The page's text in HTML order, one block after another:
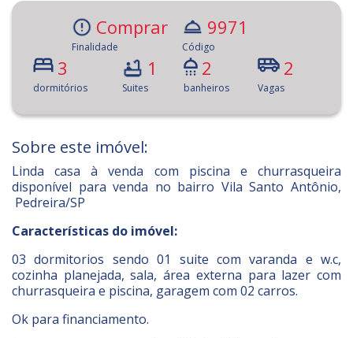
Comprar
Finalidade
9971
Código
3
dormitórios
1
Suites
2
banheiros
2
Vagas
Sobre este imóvel:
Linda casa à venda com piscina e churrasqueira
disponível para venda no bairro Vila Santo Antônio,
Pedreira/SP
Características do imóvel:
03 dormitorios sendo 01 suite com varanda e w.c,
cozinha planejada, sala, área externa para lazer com
churrasqueira e piscina, garagem com 02 carros.
Ok para financiamento.